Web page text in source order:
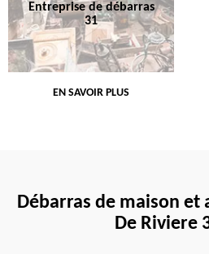
Entreprise de débarras
31
EN SAVOIR PLUS
Débarras de maison et
De Riviere